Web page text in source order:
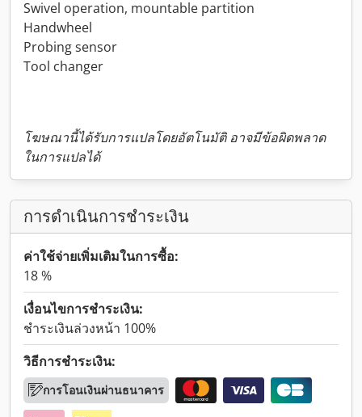
Swivel operation, mountable partition
Handwheel
Probing sensor
Tool changer
โฆษณานี้ได้รับการแปลโดยอัตโนมัติ อาจมีข้อผิดพลาด
ในการแปลได้
การดำเนินการชำระเงิน
ค่าใช้จ่ายเพิ่มเติมในการซื้อ:
18 %
เงื่อนไขการชำระเงิน:
ชำระเงินล่วงหน้า 100%
วิธีการชำระเงิน:
การโอนเงินผ่านธนาคาร